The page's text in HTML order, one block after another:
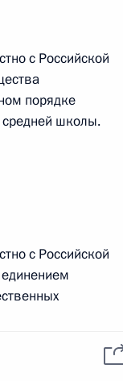
Все материалы сайта
доступны по лицензии:
с Российской
порядке
средней школы.
с Российской